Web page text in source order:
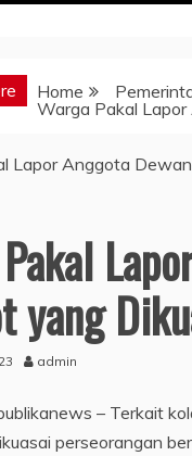
Home
Warga Pakal
yang
admin
– Terkait
perseorangan